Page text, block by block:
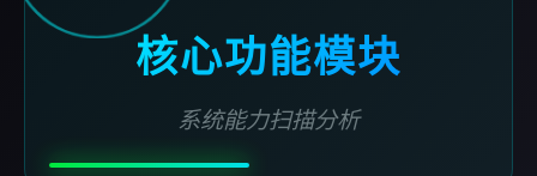
核心功能模块
系统能力扫描分析